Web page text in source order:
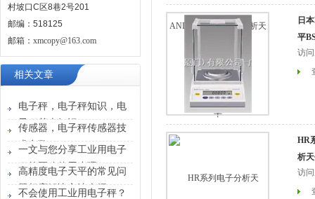
村坡口C区8巷2号201
邮编：518125
邮箱： xmcopy@163.com
相关文章
电子秤，电子秤知识，电
子秤基本知识
传感器，电子秤传感器技
术参数
一文与您分享工业用电子
秤的正确使用步骤
高精度电子天平的常见问
题相应解决方法介绍
不会使用工业用电子秤？
日
平
访
HR
析
访